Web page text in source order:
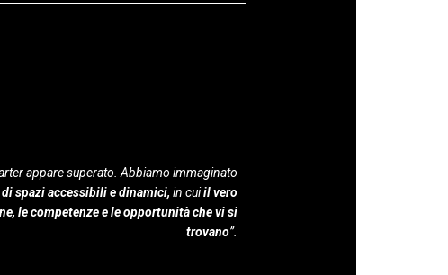
appare superato. Abbiamo immaginato
di spazi accessibili e dinamici, in cuiil vero
le competenze e le opportunità che vi si
trovano”.